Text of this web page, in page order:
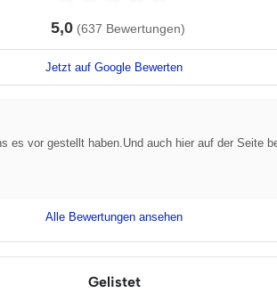
5,0 (637 Bewertungen)
Jetzt auf Google Bewerten
vor gestellt haben.Und auch hier auf der Seite
Alle Bewertungen ansehen
Gelistet